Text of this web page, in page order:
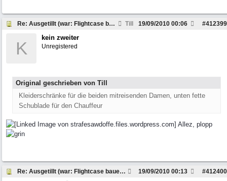
Re: Ausgetillt (war: Flightcase bauen Workshop... Till #412399
19/09/2010 00:06
K
kein zweiter
Unregistered
Original geschrieben von Till
Kleiderschränke für die beiden mitreisenden Damen, unten fette
Schublade für den Chauffeur
Allez, plopp
Re: Ausgetillt (war: Flightcase bauen Workshop... #412400
19/09/2010 00:13